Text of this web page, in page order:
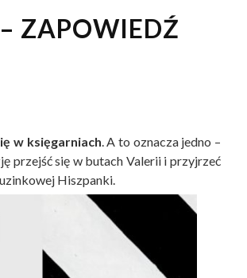
ZAPOWIEDŹ
w księgarniach. A to oznacza jedno –
przejść się w butach Valerii i przyjrzeć
Hiszpanki.